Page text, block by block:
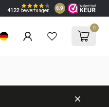
4122bewertungen 8.9
0